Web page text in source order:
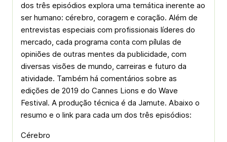
dos três episódios explora uma temática inerente ao
ser humano: cérebro, coragem e coração. Além de
entrevistas especiais com profissionais líderes do
mercado, cada programa conta com pílulas de
opiniões de outras mentes da publicidade, com
diversas visões de mundo, carreiras e futuro da
atividade. Também há comentários sobre as
edições de 2019 do Cannes Lions e do Wave
Festival. A produção técnica é da Jamute. Abaixo o
resumo e o link para cada um dos três episódios:
Cérebro